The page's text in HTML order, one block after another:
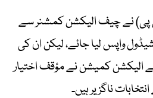
پی) نے چیف الیکشن کمشنر سے
واپس لیا جائے، لیکن ان کی
الیکشن کمیشن نے مؤقف اختیار
ناگزیر ہیں۔